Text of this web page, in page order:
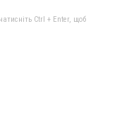
Ctrl + Enter, щоб